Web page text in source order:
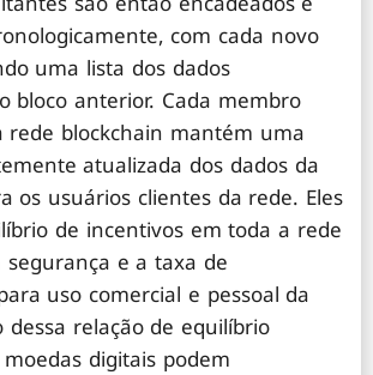
com cada novo
uma lista dos dados
bloco anterior. Cada membro
rede blockchain mantém uma
atualizada dos dados da
os usuários clientes da rede. Eles
de incentivos em toda a rede
e a taxa de
uso comercial e pessoal da
dessa relação de equilíbrio
digitais podem